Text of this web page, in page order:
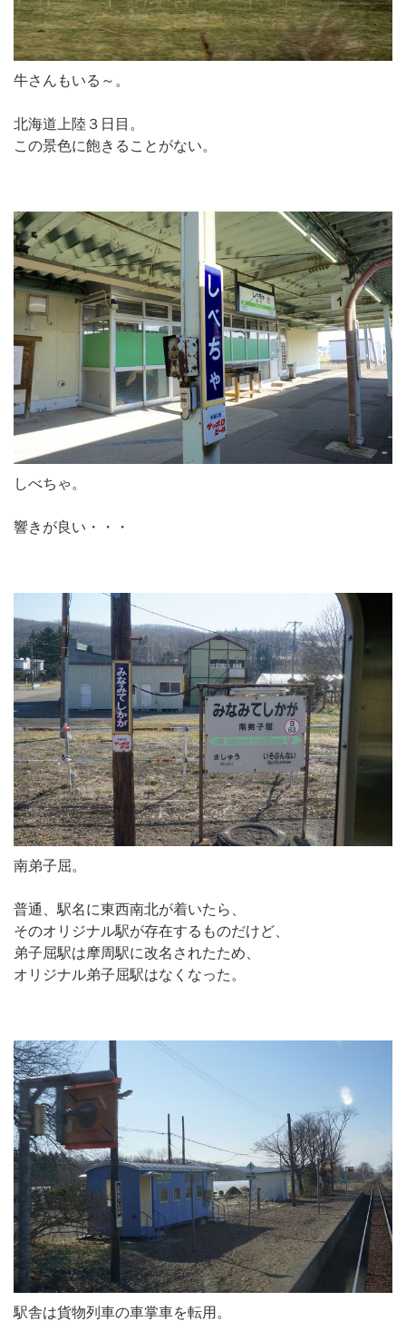
牛さんもいる～。
北海道上陸３日目。
この景色に飽きることがない。
しべちゃ。
響きが良い・・・
南弟子屈。
普通、駅名に東西南北が着いたら、
そのオリジナル駅が存在するものだけど、
弟子屈駅は摩周駅に改名されたため、
オリジナル弟子屈駅はなくなった。
駅舎は貨物列車の車掌車を転用。